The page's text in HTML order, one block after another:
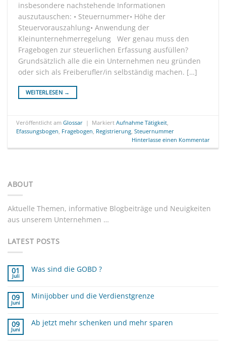
insbesondere nachstehende Informationen
auszutauschen: • Steuernummer• Höhe der
Steuervorauszahlung• Anwendung der
Kleinunternehmerregelung Wer genau muss den
Fragebogen zur steuerlichen Erfassung ausfüllen?
Grundsätzlich alle die ein Unternehmen neu gründen
oder sich als Freiberufler/in selbständig machen. […]
WEITERLESEN →
Veröffentlicht am Glossar | Markiert Aufnahme Tätigkeit,
Efassungsbogen, Fragebogen, Registrierung, Steuernummer
Hinterlasse einen Kommentar
ABOUT
Aktuelle Themen, informative Blogbeiträge und Neuigkeiten
aus unserem Unternehmen …
LATEST POSTS
01
Juli
Was sind die GOBD ?
Was
sind
09
Juni
Minijobber und die Verdienstgrenze
Minijobber
und
09
Juni
Ab jetzt mehr schenken und mehr sparen